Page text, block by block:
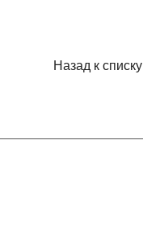
Назад к списку